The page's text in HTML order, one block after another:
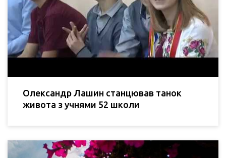
Олександр Лашин станцював танок
живота з учнями 52 школи